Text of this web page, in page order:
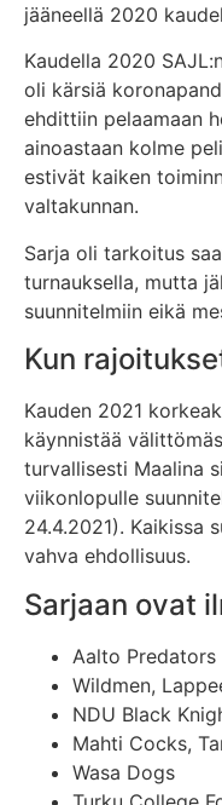
jääneellä 2020
Kaudella 2020
oli kärsiä
ehdittiin pelaamaan
ainoastaan kolme
estivät kaiken
valtakunnan.
Sarja oli tarkoitus
turnauksella, mutta
suunnitelmiin eikä
Kun
Kauden 2021
käynnistää
turvallisesti Maalina
viikonlopulle
24.4.2021). Kaikissa
vahva ehdollisuus.
Sarjaan ovat
Aalto Predators
Wildmen,
NDU Black
Mahti Cocks,
Wasa Dogs